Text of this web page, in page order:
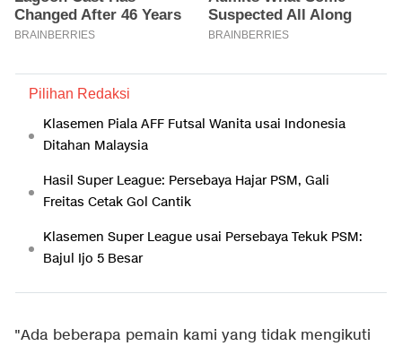
Pilihan Redaksi
Klasemen Piala AFF Futsal Wanita usai Indonesia
Ditahan Malaysia
Hasil Super League: Persebaya Hajar PSM, Gali
Freitas Cetak Gol Cantik
Klasemen Super League usai Persebaya Tekuk PSM:
Bajul Ijo 5 Besar
"Ada beberapa pemain kami yang tidak mengikuti